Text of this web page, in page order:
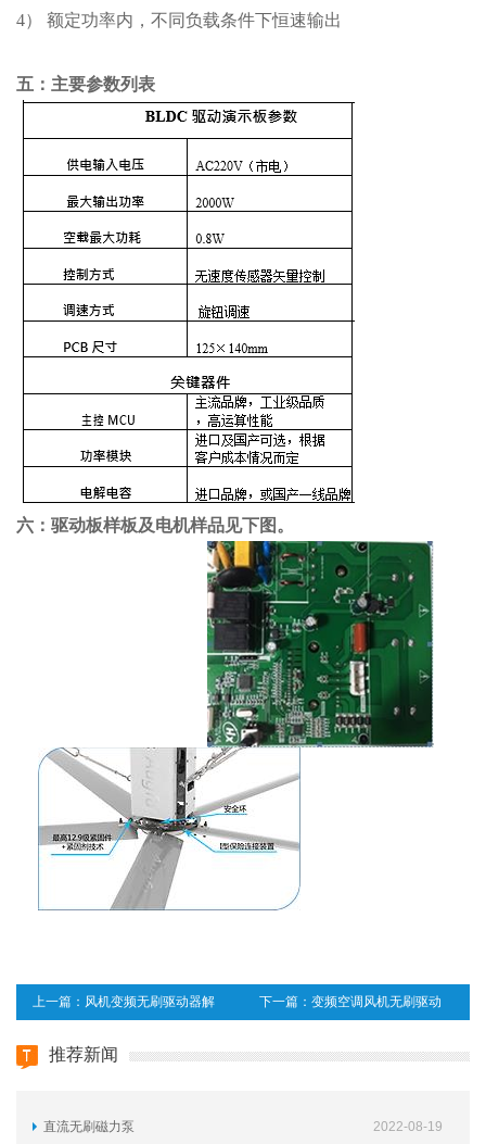
4） 额定功率内，不同负载条件下恒速输出
五：主要参数列表
六：驱动板样板及电机样品见下图。
上一篇： 风机变频无刷驱动器解 下一篇： 变频空调风机无刷驱动
推荐新闻
2022-08-19
直流无刷磁力泵